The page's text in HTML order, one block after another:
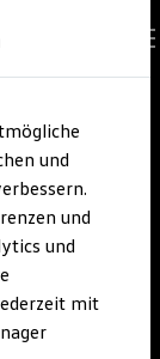
und
und
und
mit